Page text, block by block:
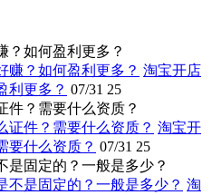
？如何盈利更多？
淘宝开店
利更多？ 07/31 25
件？需要什么资质？
淘宝开
要什么资质？ 07/31 25
是固定的？一般是多少？
淘